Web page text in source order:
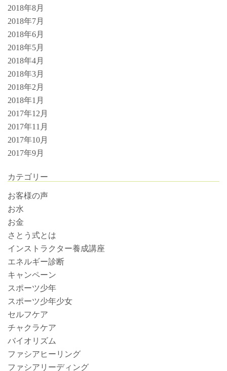
2018年8月
2018年7月
2018年6月
2018年5月
2018年4月
2018年3月
2018年2月
2018年1月
2017年12月
2017年11月
2017年10月
2017年9月
カテゴリー
お客様の声
お水
お金
さとう式とは
インストラクター養成講座
エネルギー診断
キャンペーン
スポーツ少年
スポーツ少年少女
セルフケア
チャクラケア
バイオリズム
ファシアヒーリング
ファシアリーディング